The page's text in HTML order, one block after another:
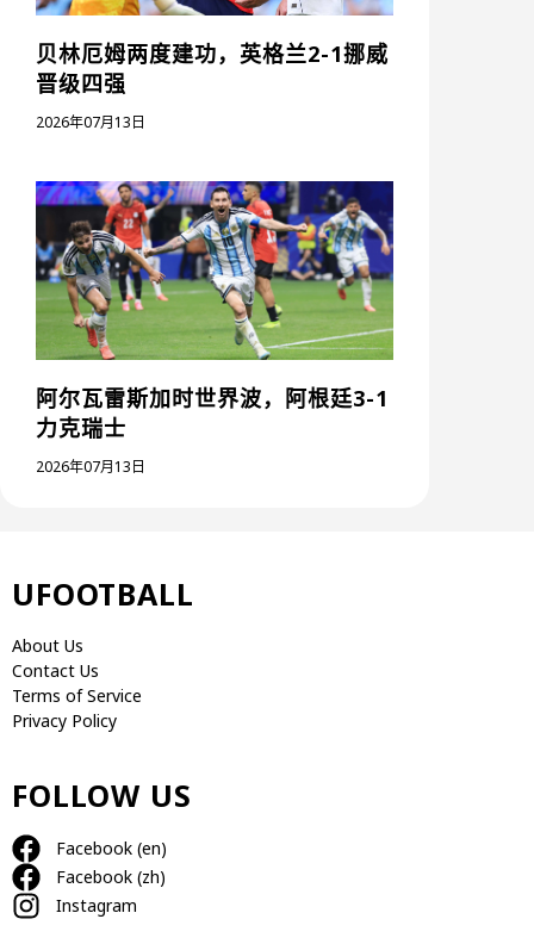
贝林厄姆两度建功，英格兰2-1挪威
晋级四强
2026年07月13日
阿尔瓦雷斯加时世界波，阿根廷3-1
力克瑞士
2026年07月13日
UFOOTBALL
About Us
Contact Us
Terms of Service
Privacy Policy
FOLLOW US
Facebook (en)
Facebook (zh)
Instagram